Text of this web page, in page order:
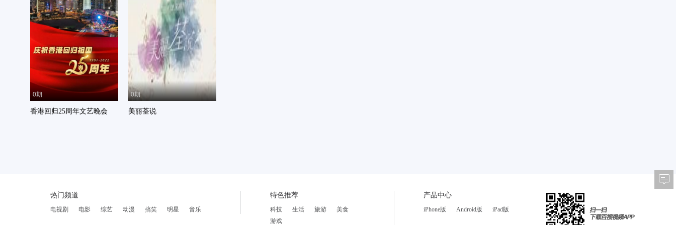
0期
香港回归25周年文艺晚会
0期
美丽荃说
热门频道
电视剧 电影 综艺 动漫 搞笑 明星 音乐
特色推荐
科技 生活 旅游
美食
游戏
产品中心
iPhone版 Android版 iPad版